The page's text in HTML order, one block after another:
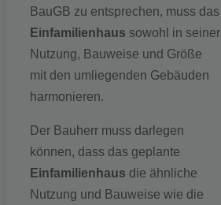
BauGB zu entsprechen, muss das
Einfamilienhaus sowohl in seiner
Nutzung, Bauweise und Größe
mit den umliegenden Gebäuden
harmonieren.
Der Bauherr muss darlegen
können, dass das geplante
Einfamilienhaus die ähnliche
Nutzung und Bauweise wie die